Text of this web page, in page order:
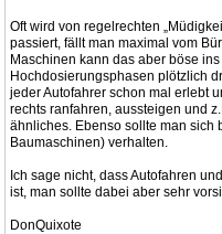
Oft wird von regelrechten
passiert, fällt man maximal vom
Maschinen kann das aber böse
Hochdosierungsphasen plötzlich
jeder Autofahrer schon mal erlebt
rechts ranfahren, aussteigen und
ähnliches. Ebenso sollte man sich
Baumaschinen) verhalten.
Ich sage nicht, dass Autofahren
ist, man sollte dabei aber sehr
DonQuixote